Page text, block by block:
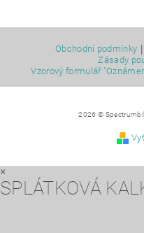
Obchodní podmínky
Zásady
Vzorový formulář
2026 ©
×
SPLÁTKOVÁ